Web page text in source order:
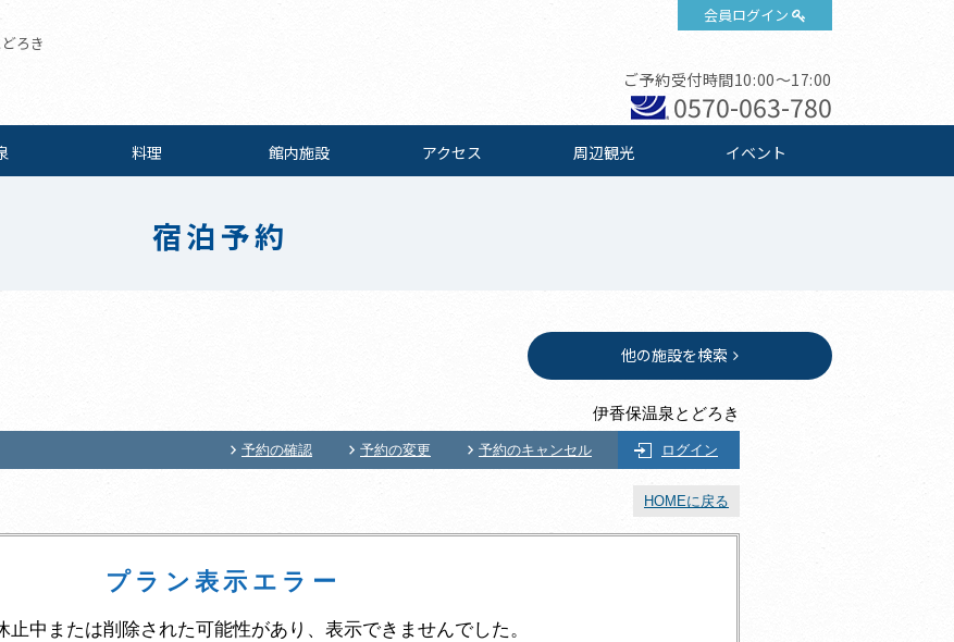
会員ログイン
ろき
ご予約受付時間10:00～17:00
0570-063-780
料理 館内施設 アクセス 周辺観光 イベント
宿泊予約
他の施設を検索
伊香保温泉とどろき
予約の確認 予約の変更 予約のキャンセル ログイン
HOMEに戻る
プラン表示エラー
止中または削除された可能性があり、表示できませんでした。